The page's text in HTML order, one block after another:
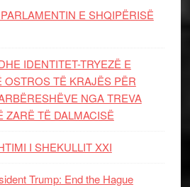
E SHQIPËRISË
IDENTITET-TRYEZË E
OSTROS TË KRAJËS PËR
NGA TREVA
ZARË TË DALMACISË
I SHEKULLIT XXI
Trump: End the Hague